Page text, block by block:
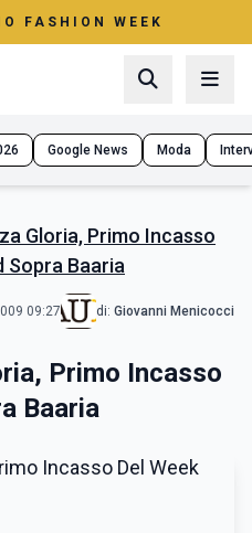
FASHION WEEK
Google News Moda
Gloria, Primo Incasso
Sopra Baaria
09:27 di: Giovanni Menicocci
Primo Incasso
Baaria